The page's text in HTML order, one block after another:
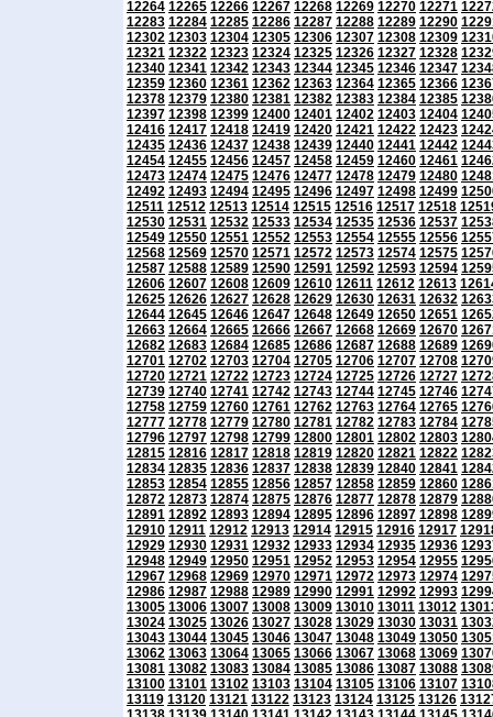
12264 12265 12266 12267 12268 12269 12270 12271
12283 12284 12285 12286 12287 12288 12289 12290
12302 12303 12304 12305 12306 12307 12308 12309
12321 12322 12323 12324 12325 12326 12327 12328
12340 12341 12342 12343 12344 12345 12346 12347
12359 12360 12361 12362 12363 12364 12365 12366
12378 12379 12380 12381 12382 12383 12384 12385
12397 12398 12399 12400 12401 12402 12403 12404
12416 12417 12418 12419 12420 12421 12422 12423
12435 12436 12437 12438 12439 12440 12441 12442
12454 12455 12456 12457 12458 12459 12460 12461
12473 12474 12475 12476 12477 12478 12479 12480
12492 12493 12494 12495 12496 12497 12498 12499
12511 12512 12513 12514 12515 12516 12517 12518
12530 12531 12532 12533 12534 12535 12536 12537
12549 12550 12551 12552 12553 12554 12555 12556
12568 12569 12570 12571 12572 12573 12574 12575
12587 12588 12589 12590 12591 12592 12593 12594
12606 12607 12608 12609 12610 12611 12612 12613
12625 12626 12627 12628 12629 12630 12631 12632
12644 12645 12646 12647 12648 12649 12650 12651
12663 12664 12665 12666 12667 12668 12669 12670
12682 12683 12684 12685 12686 12687 12688 12689
12701 12702 12703 12704 12705 12706 12707 12708
12720 12721 12722 12723 12724 12725 12726 12727
12739 12740 12741 12742 12743 12744 12745 12746
12758 12759 12760 12761 12762 12763 12764 12765
12777 12778 12779 12780 12781 12782 12783 12784
12796 12797 12798 12799 12800 12801 12802 12803
12815 12816 12817 12818 12819 12820 12821 12822
12834 12835 12836 12837 12838 12839 12840 12841
12853 12854 12855 12856 12857 12858 12859 12860
12872 12873 12874 12875 12876 12877 12878 12879
12891 12892 12893 12894 12895 12896 12897 12898
12910 12911 12912 12913 12914 12915 12916 12917
12929 12930 12931 12932 12933 12934 12935 12936
12948 12949 12950 12951 12952 12953 12954 12955
12967 12968 12969 12970 12971 12972 12973 12974
12986 12987 12988 12989 12990 12991 12992 12993
13005 13006 13007 13008 13009 13010 13011 13012
13024 13025 13026 13027 13028 13029 13030 13031
13043 13044 13045 13046 13047 13048 13049 13050
13062 13063 13064 13065 13066 13067 13068 13069
13081 13082 13083 13084 13085 13086 13087 13088
13100 13101 13102 13103 13104 13105 13106 13107
13119 13120 13121 13122 13123 13124 13125 13126